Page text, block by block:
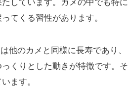
しています。カメの中でも特に
てくる習性があります。
他のカメと同様に長寿であり、
くりとした動きが特徴です。そ
ます。